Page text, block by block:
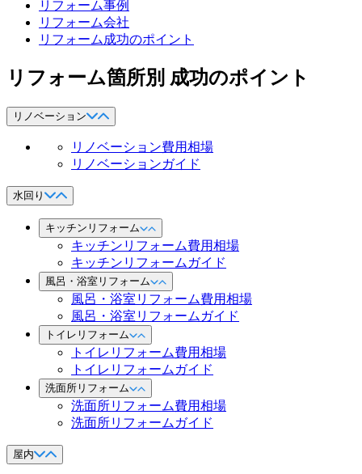
リフォーム事例
リフォーム会社
リフォーム成功のポイント
リフォーム箇所別 成功のポイント
リノベーション
リノベーション費用相場
リノベーションガイド
水回り
キッチンリフォーム
キッチンリフォーム費用相場
キッチンリフォームガイド
風呂・浴室リフォーム
風呂・浴室リフォーム費用相場
風呂・浴室リフォームガイド
トイレリフォーム
トイレリフォーム費用相場
トイレリフォームガイド
洗面所リフォーム
洗面所リフォーム費用相場
洗面所リフォームガイド
屋内